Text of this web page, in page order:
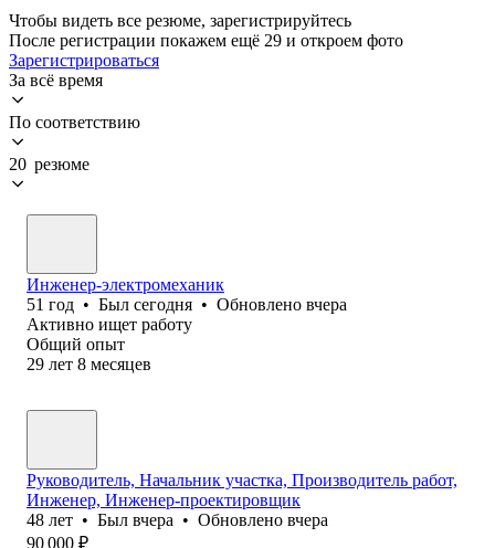
Чтобы видеть все резюме, зарегистрируйтесь
После регистрации покажем ещё 29 и откроем фото
Зарегистрироваться
За всё время
По соответствию
20 резюме
Инженер-электромеханик
51 год • Был сегодня • Обновлено вчера
Активно ищет работу
Общий опыт
29 лет 8 месяцев
Руководитель, Начальник участка, Производитель работ,
Инженер, Инженер-проектировщик
48 лет • Был вчера • Обновлено вчера
90 000 ₽